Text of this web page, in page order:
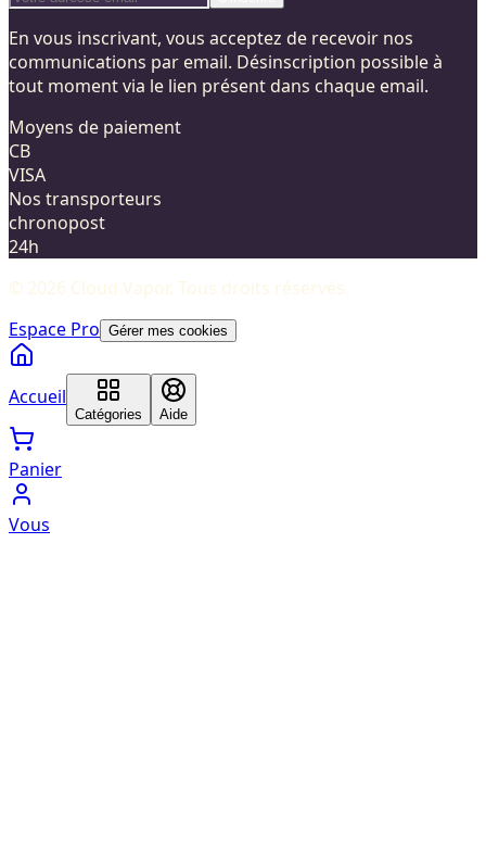
En vous inscrivant, vous acceptez de recevoir nos
communications par email. Désinscription possible à
tout moment via le lien présent dans chaque email.
Moyens de paiement
CB
VISA
Nos transporteurs
chronopost
24h
© 2026 Cloud Vapor. Tous droits réservés.
Espace Pro Gérer mes cookies
Accueil
Catégories Aide
Panier
Vous